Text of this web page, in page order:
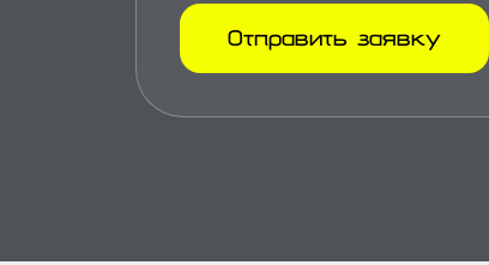
Отправить заявку